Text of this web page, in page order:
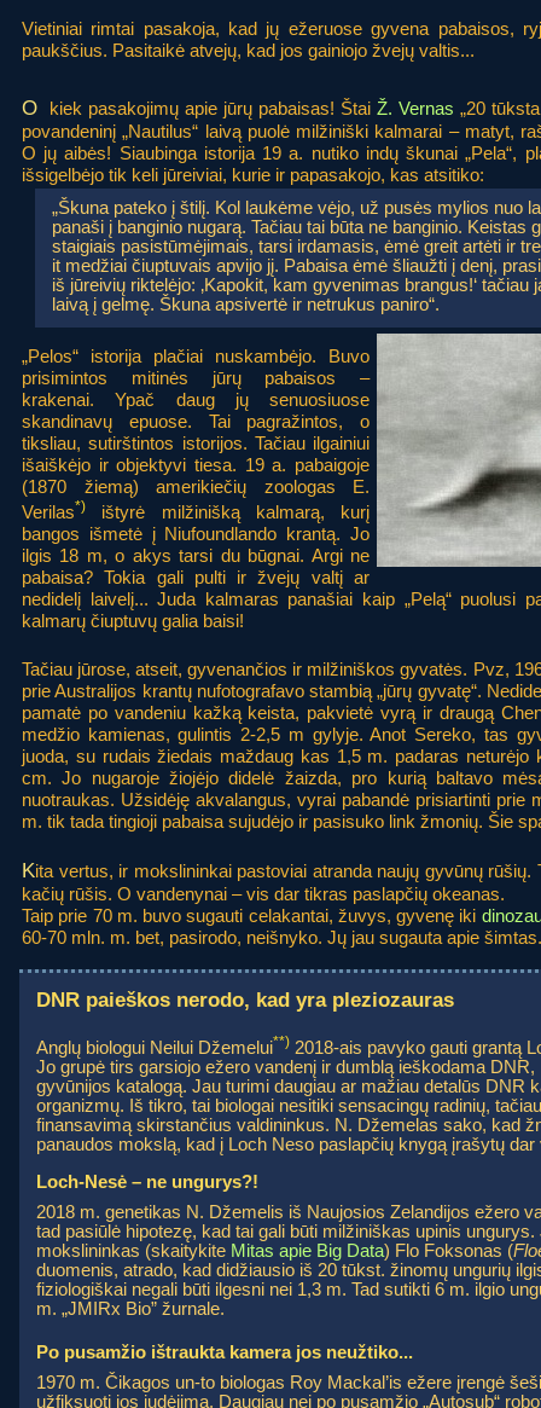
Vietiniai rimtai pasakoja, kad jų ežeruose gyvena pabaisos,
paukščius. Pasitaikė atvejų, kad jos gainiojo žvejų valtis...
O kiek pasakojimų apie jūrų pabaisas! Štai Ž. Vernas „20
povandeninį „Nautilus“ laivą puolė milžiniški kalmarai – matyt,
O jų aibės! Siaubinga istorija 19 a. nutiko indų škunai „Pela“,
išsigelbėjo tik keli jūreiviai, kurie ir papasakojo, kas atsitiko:
„Škuna pateko į štilį. Kol laukėme vėjo, už pusės mylios nuo
panaši į banginio nugarą. Tačiau tai būta ne banginio. Keistas
staigiais pasistūmėjimais, tarsi irdamasis, ėmė greit artėti ir
it medžiai čiuptuvais apvijo jį. Pabaisa ėmė šliaužti į denį,
iš jūreivių riktelėjo: ‚Kapokit, kam gyvenimas brangus!‘
laivą į gelmę. Škuna apsivertė ir netrukus paniro“.
„Pelos“ istorija plačiai nuskambėjo. Buvo
prisimintos mitinės jūrų pabaisos –
krakenai. Ypač daug jų senuosiuose
skandinavų epuose. Tai pagražintos, o
tiksliau, sutirštintos istorijos. Tačiau ilgainiui
išaiškėjo ir objektyvi tiesa. 19 a. pabaigoje
(1870 žiemą) amerikiečių zoologas E.
Verilas*)
ištyrė milžinišką kalmarą, kurį
bangos išmetė į Niufoundlando krantą. Jo
ilgis 18 m, o akys tarsi du būgnai. Argi ne
pabaisa? Tokia gali pulti ir žvejų valtį ar
nedidelį laivelį... Juda kalmaras panašiai kaip „Pelą“ puolusi
kalmarų čiuptuvų galia baisi!
Tačiau jūrose, atseit, gyvenančios ir milžiniškos gyvatės. Pvz,
prie Australijos krantų nufotografavo stambią „jūrų gyvatę“.
pamatė po vandeniu kažką keista, pakvietė vyrą ir draugą
medžio kamienas, gulintis 2-2,5 m gylyje. Anot Sereko, tas
juoda, su rudais žiedais maždaug kas 1,5 m. padaras
cm. Jo nugaroje žiojėjo didelė žaizda, pro kurią baltavo
nuotraukas. Užsidėję akvalangus, vyrai pabandė prisiartinti prie
m. tik tada tingioji pabaisa sujudėjo ir pasisuko link žmonių. Šie
Kita vertus, ir mokslininkai pastoviai atranda naujų gyvūnų rūšių.
kačių rūšis. O vandenynai – vis dar tikras paslapčių okeanas.
Taip prie 70 m. buvo sugauti celakantai, žuvys, gyvenę iki
60-70 mln. m. bet, pasirodo, neišnyko. Jų jau sugauta apie
DNR paieškos nerodo, kad yra pleziozauras
Anglų biologui Neilui Džemelui**) 2018-ais pavyko gauti grantą
Jo grupė tirs garsiojo ežero vandenį ir dumblą ieškodama
gyvūnijos katalogą. Jau turimi daugiau ar mažiau detalūs DNR
organizmų. Iš tikro, tai biologai nesitiki sensacingų radinių,
finansavimą skirstančius valdininkus. N. Džemelas sako, kad
panaudos mokslą, kad į Loch Neso paslapčių knygą įrašytų
Loch-Nesė – ne ungurys?!
2018 m. genetikas N. Džemelis iš Naujosios Zelandijos ežero
tad pasiūlė hipotezę, kad tai gali būti milžiniškas upinis
mokslininkas (skaitykite Mitas apie Big Data) Flo Foksonas (
duomenis, atrado, kad didžiausio iš 20 tūkst. žinomų ungurių
fiziologiškai negali būti ilgesni nei 1,3 m. Tad sutikti 6 m. ilgio
m. „JMIRx Bio” žurnale.
Po pusamžio ištraukta kamera jos neužtiko...
1970 m. Čikagos un-to biologas Roy Mackal’is ežere įrengė
užfiksuoti jos judėjimą. Daugiau nei po pusamžio „Autosub“